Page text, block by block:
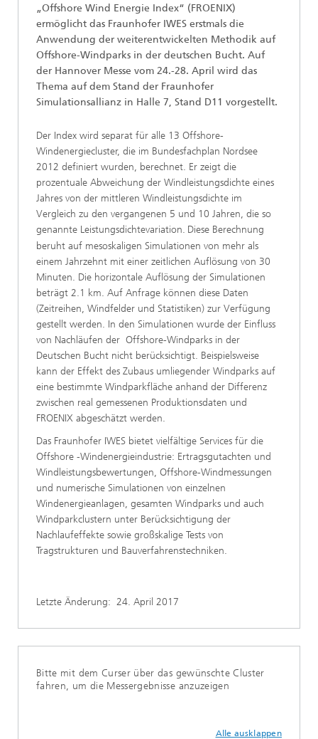
„Offshore Wind Energie Index“ (FROENIX)
ermöglicht das Fraunhofer IWES erstmals die
Anwendung der weiterentwickelten Methodik auf
Offshore-Windparks in der deutschen Bucht. Auf
der Hannover Messe vom 24.-28. April wird das
Thema auf dem Stand der Fraunhofer
Simulationsallianz in Halle 7, Stand D11 vorgestellt.
Der Index wird separat für alle 13 Offshore-
Windenergiecluster, die im Bundesfachplan Nordsee
2012 definiert wurden, berechnet. Er zeigt die
prozentuale Abweichung der Windleistungsdichte eines
Jahres von der mittleren Windleistungsdichte im
Vergleich zu den vergangenen 5 und 10 Jahren, die so
genannte Leistungsdichtevariation. Diese Berechnung
beruht auf mesoskaligen Simulationen von mehr als
einem Jahrzehnt mit einer zeitlichen Auflösung von 30
Minuten. Die horizontale Auflösung der Simulationen
beträgt 2.1 km. Auf Anfrage können diese Daten
(Zeitreihen, Windfelder und Statistiken) zur Verfügung
gestellt werden. In den Simulationen wurde der Einfluss
von Nachläufen der Offshore-Windparks in der
Deutschen Bucht nicht berücksichtigt. Beispielsweise
kann der Effekt des Zubaus umliegender Windparks auf
eine bestimmte Windparkfläche anhand der Differenz
zwischen real gemessenen Produktionsdaten und
FROENIX abgeschätzt werden.
Das Fraunhofer IWES bietet vielfältige Services für die
Offshore -Windenergieindustrie: Ertragsgutachten und
Windleistungsbewertungen, Offshore-Windmessungen
und numerische Simulationen von einzelnen
Windenergieanlagen, gesamten Windparks und auch
Windparkclustern unter Berücksichtigung der
Nachlaufeffekte sowie großskalige Tests von
Tragstrukturen und Bauverfahrenstechniken.
Letzte Änderung: 24. April 2017
Bitte mit dem Curser über das gewünschte Cluster
fahren, um die Messergebnisse anzuzeigen
Alle ausklappen